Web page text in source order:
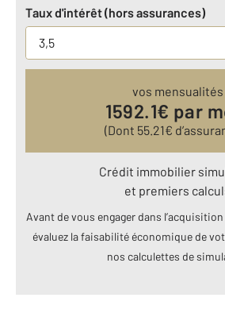
Taux d'intérêt (hors assurances)
vos mensualités
1592.1€ par
(Dont 55.21€
Crédit immobilier
et premiers
Avant de vous engager dans
évaluez la faisabilité économique de
nos calculettes de